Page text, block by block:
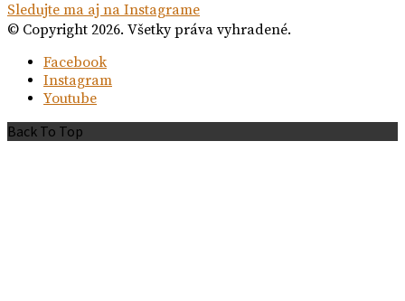
Sledujte ma aj na Instagrame
© Copyright 2026. Všetky práva vyhradené.
Facebook
Instagram
Youtube
Back To Top